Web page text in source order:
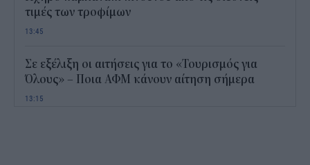
τιμές των τροφίμων
13:45
Σε εξέλιξη οι αιτήσεις για το «Τουρισμός για
Όλους» – Ποια ΑΦΜ κάνουν αίτηση σήμερα
13:15